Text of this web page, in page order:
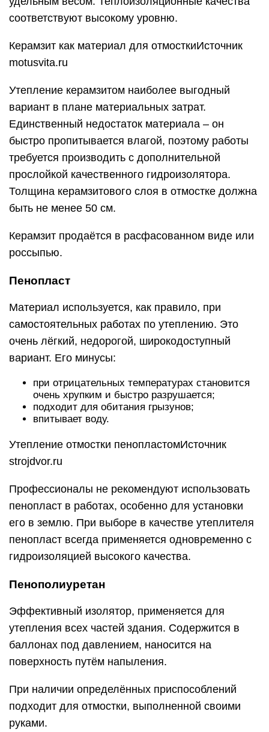
соответствуют высокому уровню.
Керамзит как материал для отмосткиИсточник
motusvita.ru
Утепление керамзитом наиболее выгодный
вариант в плане материальных затрат.
Единственный недостаток материала – он
быстро пропитывается влагой, поэтому работы
требуется производить с дополнительной
прослойкой качественного гидроизолятора.
Толщина керамзитового слоя в отмостке должна
быть не менее 50 см.
Керамзит продаётся в расфасованном виде или
россыпью.
Пенопласт
Материал используется, как правило, при
самостоятельных работах по утеплению. Это
очень лёгкий, недорогой, широкодоступный
вариант. Его минусы:
при отрицательных температурах становится
очень хрупким и быстро разрушается;
подходит для обитания грызунов;
впитывает воду.
Утепление отмостки пенопластомИсточник
strojdvor.ru
Профессионалы не рекомендуют использовать
пенопласт в работах, особенно для установки
его в землю. При выборе в качестве утеплителя
пенопласт всегда применяется одновременно с
гидроизоляцией высокого качества.
Пенополиуретан
Эффективный изолятор, применяется для
утепления всех частей здания. Содержится в
баллонах под давлением, наносится на
поверхность путём напыления.
При наличии определённых приспособлений
подходит для отмостки, выполненной своими
руками.